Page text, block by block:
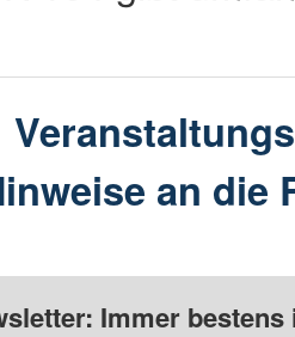
an die
Immer